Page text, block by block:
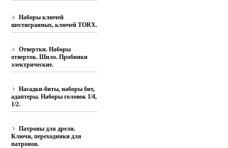
Наборы ключей
шестигранных, ключей TORX.
Отвертки. Наборы
отверток. Шило. Пробники
электрические.
Насадки-биты, наборы бит,
адаптеры. Наборы головок 1/4,
1/2.
Патроны для дрели.
Ключи, переходники для
патронов.